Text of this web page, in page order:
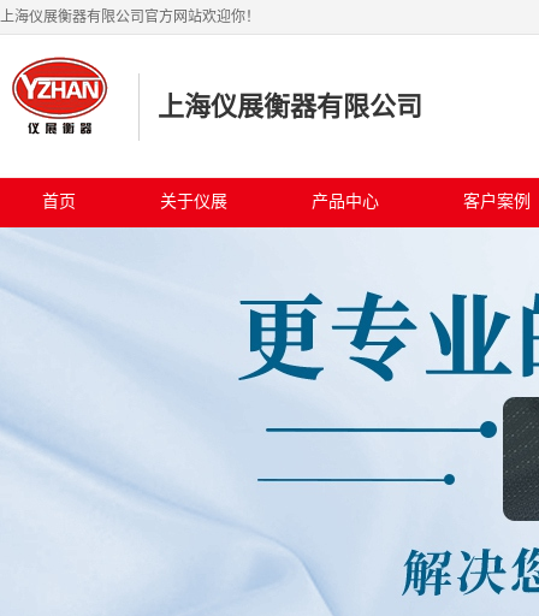
上海仪展衡器有限公司官方网站欢迎你！
上海仪展衡器有限公司
首页 关于仪展 产品中心 客户案例